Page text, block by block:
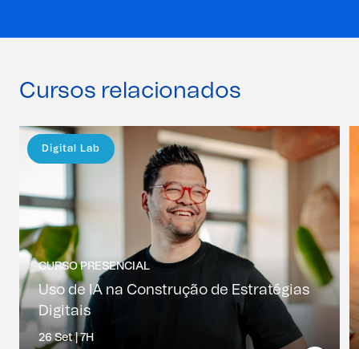
Cursos relacionados
CURSO PRESENCIAL
Uso de IA na Construção de Estratégias
Digitais
26 Set |7H
Digital Lab